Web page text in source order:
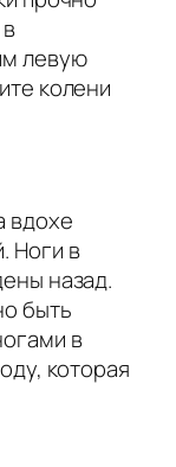
левую
колени
вдохе
Ноги в
назад.
быть
в
которая